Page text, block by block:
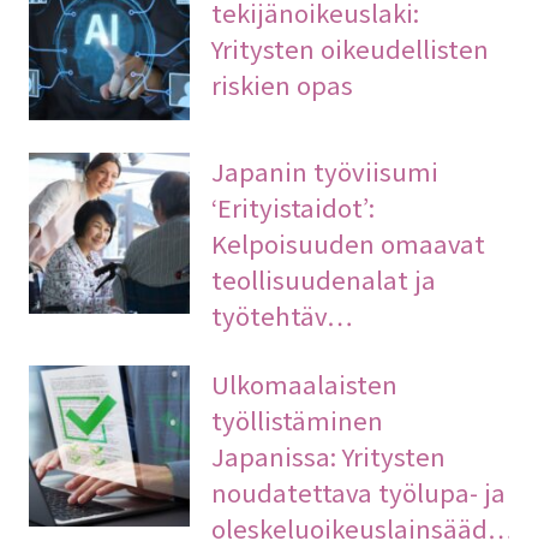
tekijänoikeuslaki:
Yritysten oikeudellisten
riskien opas
Japanin työviisumi
‘Erityistaidot’:
Kelpoisuuden omaavat
teollisuudenalat ja
työtehtäv…
Ulkomaalaisten
työllistäminen
Japanissa: Yritysten
noudatettava työlupa- ja
oleskeluoikeuslainsääd…